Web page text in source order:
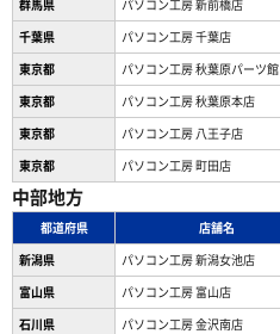
群馬県
パソコン工房 新前橋店
千葉県
パソコン工房 千葉店
東京都
パソコン工房 秋葉原パーツ館
東京都
パソコン工房 秋葉原本店
東京都
パソコン工房 八王子店
東京都
パソコン工房 町田店
中部地方
都道府県 店舗名
新潟県
パソコン工房 新潟女池店
富山県
パソコン工房 富山店
石川県
パソコン工房 金沢南店